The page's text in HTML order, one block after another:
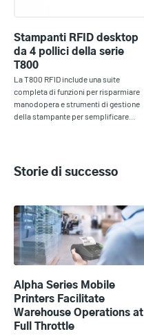
Stampanti RFID desktop
da 4 pollici della serie
T800
La T800 RFID include una suite
completa di funzioni per risparmiare
manodopera e strumenti di gestione
della stampante per semplificare…
Storie di successo
Alpha Series Mobile
Printers Facilitate
Warehouse Operations at
Full Throttle